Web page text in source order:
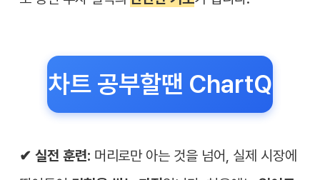
차트 공부할땐 ChartQ
✔︎ 실전 훈련: 머리로만 아는 것을 넘어, 실제 시장에